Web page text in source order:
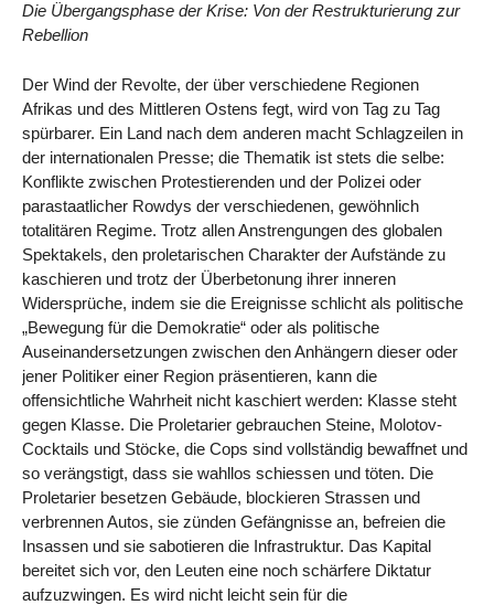
Die Übergangsphase der Krise: Von der Restrukturierung zur
Rebellion
Der Wind der Revolte, der über verschiedene Regionen
Afrikas und des Mittleren Ostens fegt, wird von Tag zu Tag
spürbarer. Ein Land nach dem anderen macht Schlagzeilen in
der internationalen Presse; die Thematik ist stets die selbe:
Konflikte zwischen Protestierenden und der Polizei oder
parastaatlicher Rowdys der verschiedenen, gewöhnlich
totalitären Regime. Trotz allen Anstrengungen des globalen
Spektakels, den proletarischen Charakter der Aufstände zu
kaschieren und trotz der Überbetonung ihrer inneren
Widersprüche, indem sie die Ereignisse schlicht als politische
„Bewegung für die Demokratie“ oder als politische
Auseinandersetzungen zwischen den Anhängern dieser oder
jener Politiker einer Region präsentieren, kann die
offensichtliche Wahrheit nicht kaschiert werden: Klasse steht
gegen Klasse. Die Proletarier gebrauchen Steine, Molotov-
Cocktails und Stöcke, die Cops sind vollständig bewaffnet und
so verängstigt, dass sie wahllos schiessen und töten. Die
Proletarier besetzen Gebäude, blockieren Strassen und
verbrennen Autos, sie zünden Gefängnisse an, befreien die
Insassen und sie sabotieren die Infrastruktur. Das Kapital
bereitet sich vor, den Leuten eine noch schärfere Diktatur
aufzuzwingen. Es wird nicht leicht sein für die